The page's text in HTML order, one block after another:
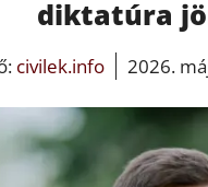
diktatúra
civilek.info 2026.